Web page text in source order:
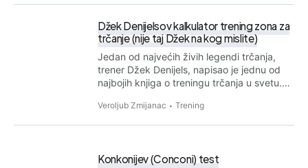
Džek Denijelsov kalkulator trening zona za
trčanje (nije taj Džek na kog mislite)
Jedan od najvećih živih legendi trčanja,
trener Džek Denijels, napisao je jednu od
najbojih knjiga o treningu trčanja u svetu.…
Veroljub Zmijanac Trening
Konkonijev (Conconi) test